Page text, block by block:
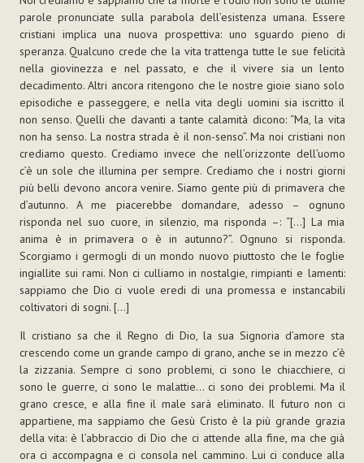
parole pronunciate sulla parabola dell’esistenza umana. Essere
cristiani implica una nuova prospettiva: uno sguardo pieno di
speranza. Qualcuno crede che la vita trattenga tutte le sue felicità
nella giovinezza e nel passato, e che il vivere sia un lento
decadimento. Altri ancora ritengono che le nostre gioie siano solo
episodiche e passeggere, e nella vita degli uomini sia iscritto il
non senso. Quelli che davanti a tante calamità dicono: “Ma, la vita
non ha senso. La nostra strada è il non-senso”. Ma noi cristiani non
crediamo questo. Crediamo invece che nell’orizzonte dell’uomo
c’è un sole che illumina per sempre. Crediamo che i nostri giorni
più belli devono ancora venire. Siamo gente più di primavera che
d’autunno. A me piacerebbe domandare, adesso – ognuno
risponda nel suo cuore, in silenzio, ma risponda –: “[...] La mia
anima è in primavera o è in autunno?”. Ognuno si risponda.
Scorgiamo i germogli di un mondo nuovo piuttosto che le foglie
ingiallite sui rami. Non ci culliamo in nostalgie, rimpianti e lamenti:
sappiamo che Dio ci vuole eredi di una promessa e instancabili
coltivatori di sogni. [...]
Il cristiano sa che il Regno di Dio, la sua Signoria d’amore sta
crescendo come un grande campo di grano, anche se in mezzo c’è
la zizzania. Sempre ci sono problemi, ci sono le chiacchiere, ci
sono le guerre, ci sono le malattie… ci sono dei problemi. Ma il
grano cresce, e alla fine il male sarà eliminato. Il futuro non ci
appartiene, ma sappiamo che Gesù Cristo è la più grande grazia
della vita: è l’abbraccio di Dio che ci attende alla fine, ma che già
ora ci accompagna e ci consola nel cammino. Lui ci conduce alla